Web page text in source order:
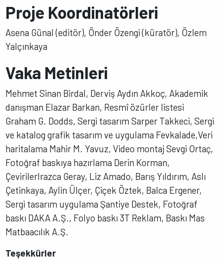
Proje Koordinatörleri
Asena Günal (editör), Önder Özengi (küratör), Özlem
Yalçınkaya
Vaka Metinleri
Mehmet Sinan Birdal, Derviş Aydın Akkoç, Akademik
danışman Elazar Barkan, Resmî özürler listesi
Graham G. Dodds, Sergi tasarım Sarper Takkeci, Sergi
ve katalog grafik tasarım ve uygulama Fevkalade,Veri
haritalama Mahir M. Yavuz, Video montaj Sevgi Ortaç,
Fotoğraf baskıya hazırlama Derin Korman,
ÇevirilerIrazca Geray, Liz Amado, Barış Yıldırım, Aslı
Çetinkaya, Aylin Ülçer, Çiçek Öztek, Balca Ergener,
Sergi tasarım uygulama Şantiye Destek, Fotoğraf
baskı DAKA A.Ş., Folyo baskı 3T Reklam, Baskı Mas
Matbaacılık A.Ş.
Teşekkürler